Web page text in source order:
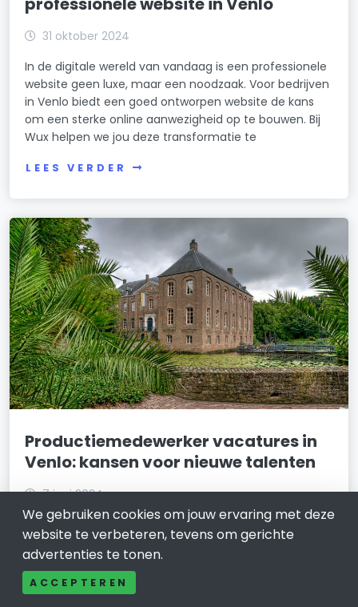
31 oktober 2024
In de digitale wereld van vandaag is een professionele
website geen luxe, maar een noodzaak. Voor bedrijven
in Venlo biedt een goed ontworpen website de kans
om een sterke online aanwezigheid op te bouwen. Bij
Wux helpen we jou deze transformatie te
LEES VERDER
Productiemedewerker vacatures in
Venlo: kansen voor nieuwe talenten
7 juni 2024
Venlo staat bekend om zijn bloeiende industriële
sector en biedt volop mogelijkheden voor
productiemedewerkers. Deze functies zijn essentieel
voor de productieketen en bieden een stabiele
carrière met diverse groeimogelijkheden. Dit artikel
We gebruiken cookies om jouw ervaring met deze
website te verbeteren, tevens om gerichte
advertenties te tonen.
ACCEPTEREN